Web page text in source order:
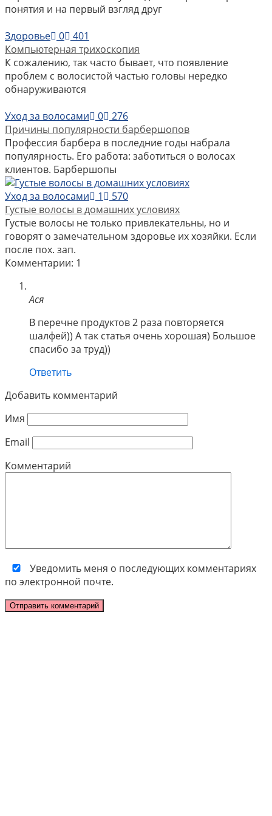
понятия и на первый взгляд друг
Здоровье
0
401
Компьютерная трихоскопия
К сожалению, так часто бывает, что появление
проблем с волосистой частью головы нередко
обнаруживаются
Уход за волосами
0
276
Причины популярности барбершопов
Профессия барбера в последние годы набрала
популярность. Его работа: заботиться о волосах
клиентов. Барбершопы
Уход за волосами
1
570
Густые волосы в домашних условиях
Густые волосы не только привлекательны, но и
говорят о замечательном здоровье их хозяйки. Если
после пох. зап.
Комментарии: 1
Ася
В перечне продуктов 2 раза повторяется
шалфей)) А так статья очень хорошая) Большое
спасибо за труд))
Ответить
Добавить комментарий
Имя
Email
Комментарий
Уведомить меня о последующих комментариях
по электронной почте.